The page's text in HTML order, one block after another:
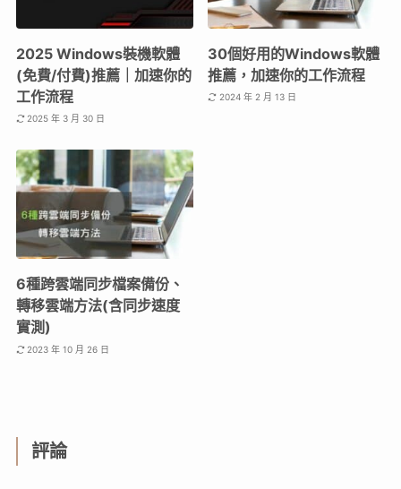
2025 Windows裝機軟體
(免費/付費)推薦｜加速你的
工作流程
2025 年 3 月 30 日
30個好用的Windows軟體
推薦，加速你的工作流程
2024 年 2 月 13 日
6種跨雲端同步檔案備份、
轉移雲端方法(含同步速度
實測)
2023 年 10 月 26 日
評論